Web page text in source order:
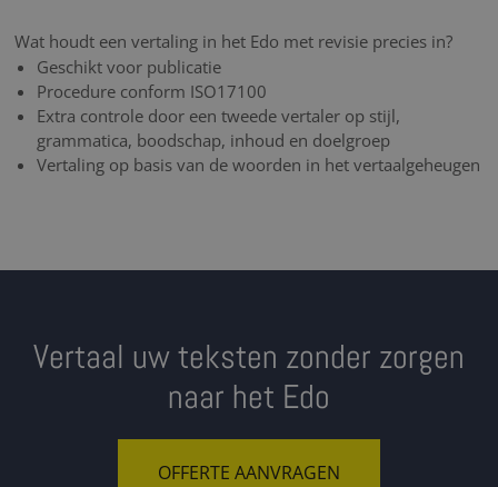
Wat houdt een vertaling in het Edo met revisie precies in?
Geschikt voor publicatie
Procedure conform ISO17100
Extra controle door een tweede vertaler op stijl,
grammatica, boodschap, inhoud en doelgroep
Vertaling op basis van de woorden in het vertaalgeheugen
Vertaal uw teksten zonder zorgen
naar het Edo
OFFERTE AANVRAGEN